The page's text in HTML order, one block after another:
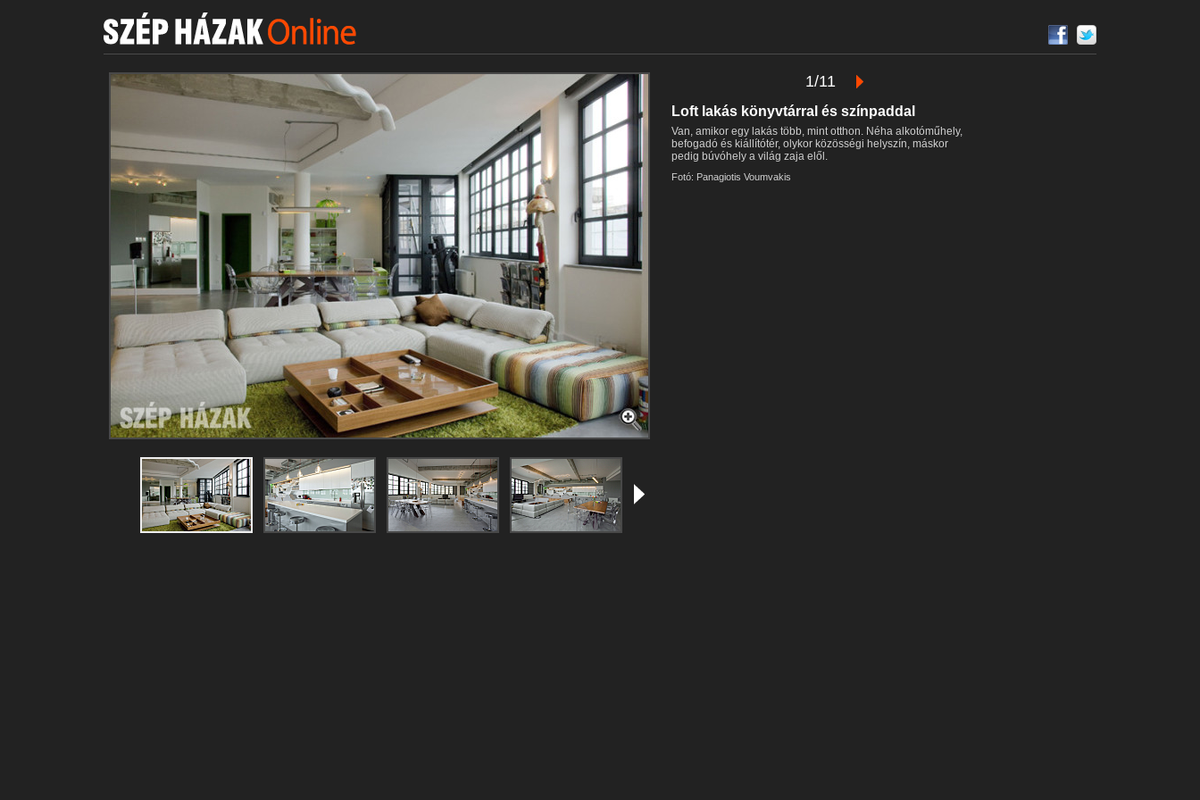
1/11
Loft lakás könyvtárral és színpaddal
Van, amikor egy lakás több, mint otthon. Néha alkotóműhely,
befogadó és kiállítótér, olykor közösségi helyszín, máskor
pedig búvóhely a világ zaja elől.
Fotó: Panagiotis Voumvakis